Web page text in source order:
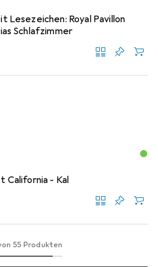
Lesezeichen: Royal Pavillon
Schlafzimmer
California - Kal
55 Produkten